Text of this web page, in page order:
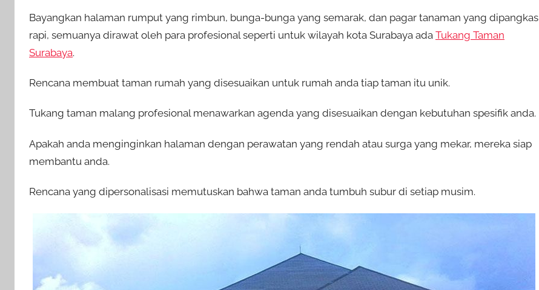
Bayangkan halaman rumput yang rimbun, bunga-bunga yang semarak, dan pagar tanaman yang dipangkas
rapi, semuanya dirawat oleh para profesional seperti untuk wilayah kota Surabaya ada Tukang Taman
Surabaya.
Rencana membuat taman rumah yang disesuaikan untuk rumah anda tiap taman itu unik.
Tukang taman malang profesional menawarkan agenda yang disesuaikan dengan kebutuhan spesifik anda.
Apakah anda menginginkan halaman dengan perawatan yang rendah atau surga yang mekar, mereka siap
membantu anda.
Rencana yang dipersonalisasi memutuskan bahwa taman anda tumbuh subur di setiap musim.